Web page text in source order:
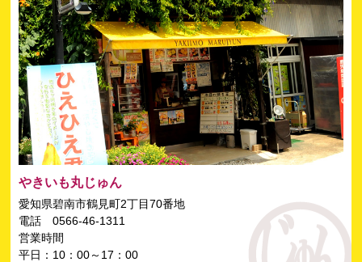
やきいも丸じゅん
愛知県碧南市鶴見町2丁目70番地
電話 0566-46-1311
営業時間
平日：10：00～17：00